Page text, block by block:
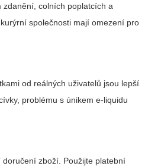
colních poplatcích a
společnosti mají omezení pro
od reálných uživatelů jsou lepší
problému s únikem e-liquidu
zboží. Použijte platební